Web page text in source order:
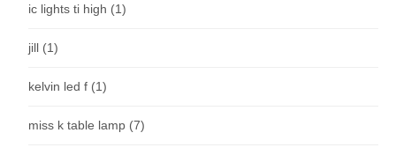
ic lights ti high (1)
jill (1)
kelvin led f (1)
miss k table lamp (7)